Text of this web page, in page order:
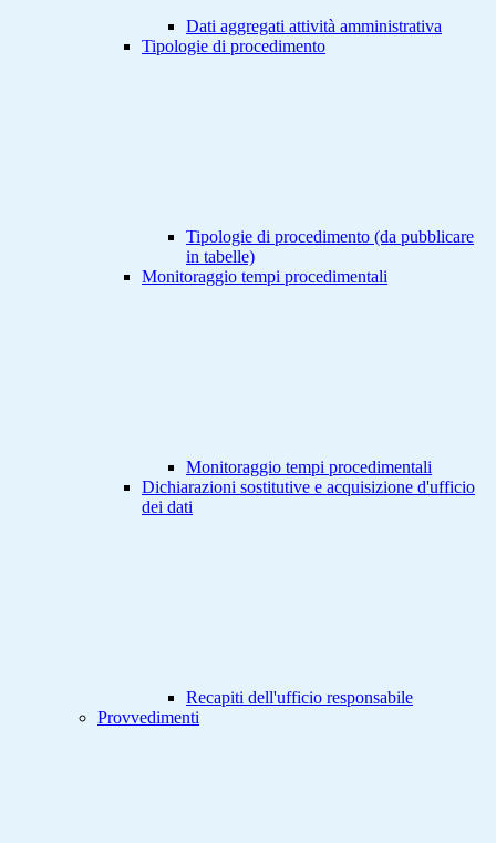
Dati aggregati attività amministrativa
Tipologie di procedimento
Tipologie di procedimento (da pubblicare
in tabelle)
Monitoraggio tempi procedimentali
Monitoraggio tempi procedimentali
Dichiarazioni sostitutive e acquisizione d'ufficio
dei dati
Recapiti dell'ufficio responsabile
Provvedimenti